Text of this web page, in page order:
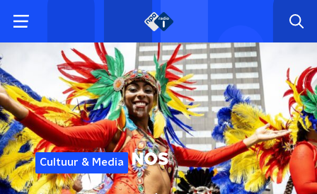
Cultuur & Media